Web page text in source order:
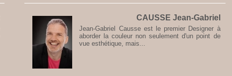
CAUSSE Jean-Gabriel
Jean-Gabriel Causse est le premier Designer à
aborder la couleur non seulement d'un point de
vue esthétique, mais...